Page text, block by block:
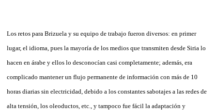
Los retos para Brizuela y su equipo de trabajo fueron diversos: en primer
lugar, el idioma, pues la mayoría de los medios que transmiten desde Siria lo
hacen en árabe y ellos lo desconocían casi completamente; además, era
complicado mantener un flujo permanente de información con más de 10
horas diarias sin electricidad, debido a los constantes sabotajes a las redes de
alta tensión, los oleoductos, etc., y tampoco fue fácil la adaptación y